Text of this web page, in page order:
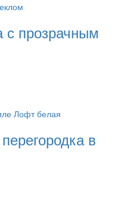
с прозрачным
в